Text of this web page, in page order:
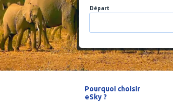
Départ
Pourquoi choisir
eSky ?